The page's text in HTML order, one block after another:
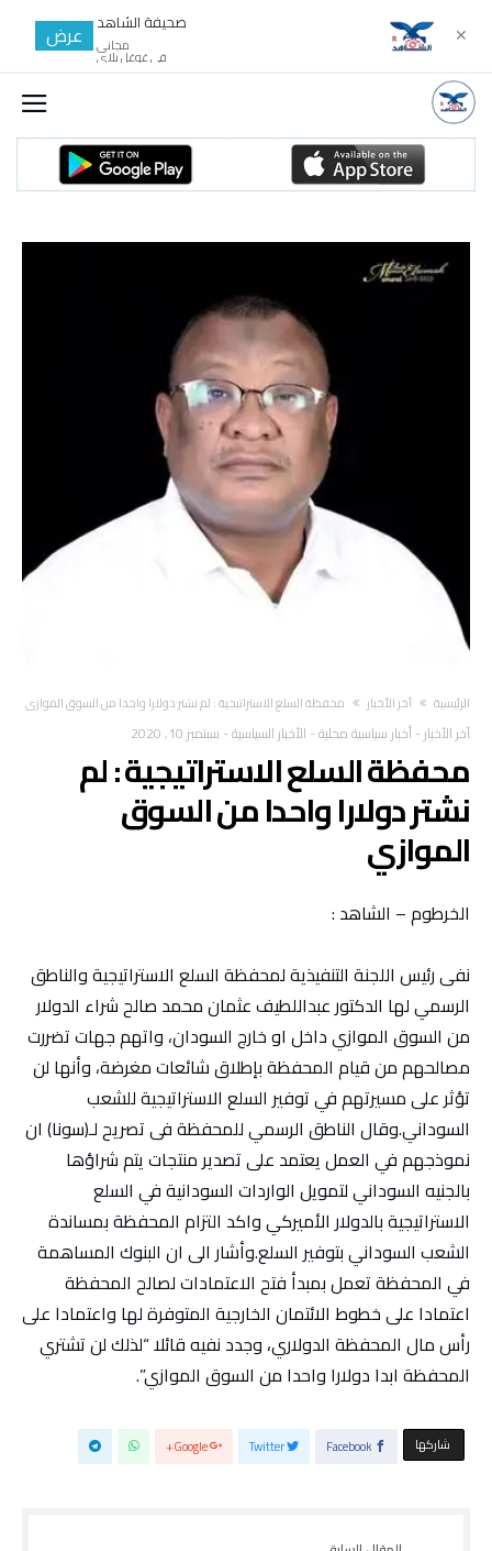
‫الرئيسية‬ آخر الأخبار محفظة السلع الاستراتيجية : لم نشتر دولارا واحدا من السوق الموازي
آخر الأخبار-أخبار سياسية محلية- الأخبار السياسية- سبتمبر 10, 2020
محفظة السلع الاستراتيجية : لم
نشتر دولارا واحدا من السوق
الموازي
الخرطوم – الشاهد :
نفى رئيس اللجنة التنفيذية لمحفظة السلع الاستراتيجية والناطق
الرسمي لها الدكتور عبداللطيف عثمان محمد صالح شراء الدولار
من السوق الموازي داخل او خارج السودان، واتهم جهات تضررت
مصالحهم من قيام المحفظة بإطلاق شائعات مغرضة، وأنها لن
تؤثر على مسيرتهم في توفير السلع الاستراتيجية للشعب
السوداني.وقال الناطق الرسمي للمحفظة فى تصريح لـ(سونا) ان
نموذجهم في العمل يعتمد على تصدير منتجات يتم شراؤها
بالجنيه السوداني لتمويل الواردات السودانية في السلع
الاستراتيجية بالدولار الأميركي واكد التزام المحفظة بمساندة
الشعب السوداني بتوفير السلع.وأشار الى ان البنوك المساهمة
في المحفظة تعمل بمبدأ فتح الاعتمادات لصالح المحفظة
اعتمادا على خطوط الائتمان الخارجية المتوفرة لها واعتمادا على
رأس مال المحفظة الدولاري، وجدد نفيه قائلا “لذلك لن تشتري
المحفظة ابدا دولارا واحدا من السوق الموازي”.
‫‫ شاركها‬ Facebook
Twitter
Google+
✕ صحيفة الشاهد
مجانى
في غوغل بلاي
عرض